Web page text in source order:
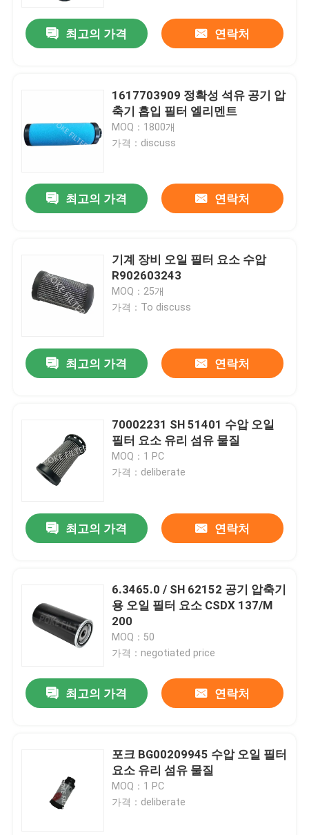
최고의 가격 연락처
1617703909 정확성 석유 공기 압
축기 흡입 필터 엘리멘트
MOQ：1800개
가격：discuss
최고의 가격 연락처
기계 장비 오일 필터 요소 수압
R902603243
MOQ：25개
가격：To discuss
최고의 가격 연락처
70002231 SH 51401 수압 오일
필터 요소 유리 섬유 물질
MOQ：1 PC
가격：deliberate
최고의 가격 연락처
6.3465.0 / SH 62152 공기 압축기
용 오일 필터 요소 CSDX 137/M
200
MOQ：50
가격：negotiated price
최고의 가격 연락처
포크 BG00209945 수압 오일 필터
요소 유리 섬유 물질
MOQ：1 PC
가격：deliberate